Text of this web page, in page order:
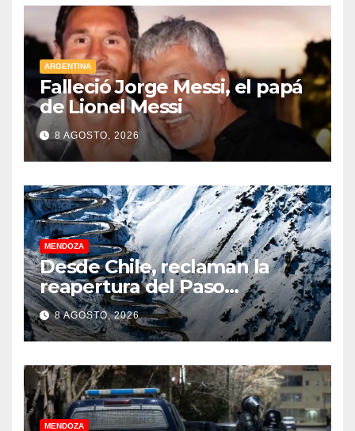
ARGENTINA
Falleció Jorge Messi, el papá
de Lionel Messi
8 AGOSTO, 2026
MENDOZA
Desde Chile, reclaman la
reapertura del Paso
Internacional Los
Libertadores: pérdidas
millonarias
8 AGOSTO, 2026
MENDOZA